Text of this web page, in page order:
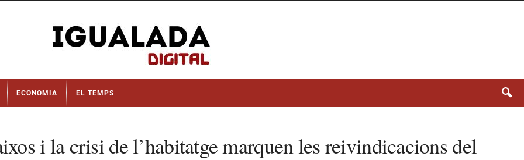
ECONOMIA EL TEMPS
i la crisi de l’habitatge marquen les reivindicacions del